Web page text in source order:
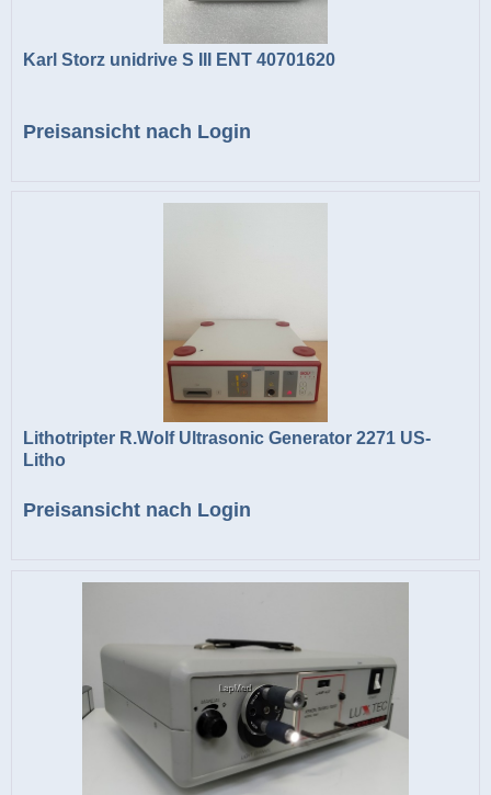
Karl Storz unidrive S III ENT 40701620
Preisansicht nach Login
Lithotripter R.Wolf Ultrasonic Generator 2271 US-
Litho
Preisansicht nach Login